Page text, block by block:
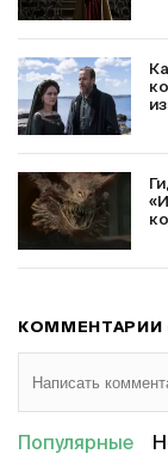
КОММЕНТАРИИ
Популярные